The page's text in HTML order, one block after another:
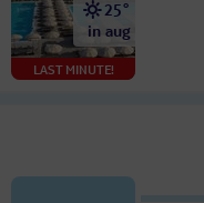
LAST MINUTE!
25°
in aug